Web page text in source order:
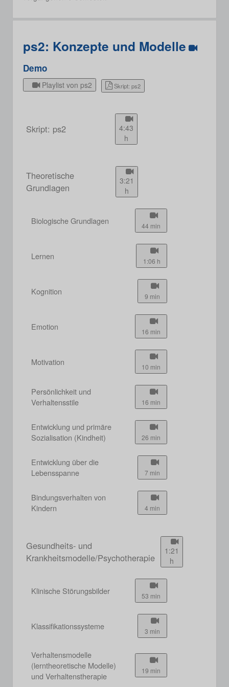
ps2: Konzepte und Modelle
Demo
Playlist von ps2 Skript: ps2
Skript: ps2
4:43
h
Theoretische
Grundlagen
3:21
h
Biologische Grundlagen 44 min
Lernen 1:06 h
Kognition 9 min
Emotion 16 min
Motivation 10 min
Persönlichkeit und
Verhaltensstile
16 min
Entwicklung und primäre
Sozialisation (Kindheit)
26 min
Entwicklung über die
Lebensspanne
7 min
Bindungsverhalten von
Kindern
4 min
Gesundheits- und
Krankheitsmodelle/Psychotherapie
1:21
h
Klinische Störungsbilder 53 min
Klassifikationssysteme 3 min
Verhaltensmodelle
(lerntheoretische Modelle)
und Verhaltenstherapie
19 min